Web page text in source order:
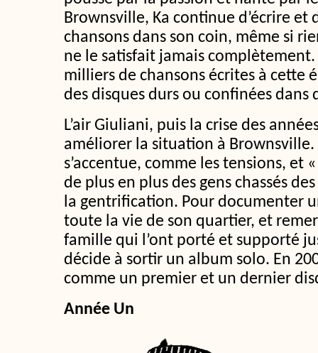
Brownsville, Ka continue d’écrire et
chansons dans son coin, même si
ne le satisfait jamais
milliers de chansons écrites à cette
des disques durs ou confinées dans
L’air Giuliani, puis la crise des
améliorer la situation à Brownsville.
s’accentue, comme les tensions, et
de plus en plus des gens chassés
la gentrification. Pour documenter
toute la vie de son quartier, et
famille qui l’ont porté et supporté
décide à sortir un album solo. En
comme un premier et un dernier
Année Un